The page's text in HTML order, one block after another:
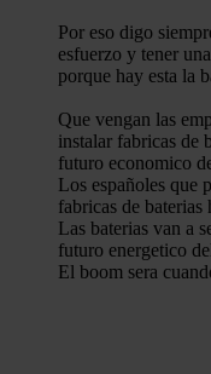
Por eso digo
esfuerzo y tener
porque hay esta la
Que vengan las
instalar fabricas de
futuro economico
Los españoles que
fabricas de baterias
Las baterias van a
futuro energetico
El boom sera